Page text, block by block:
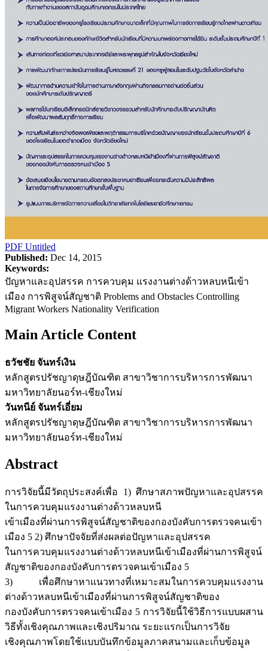
PDF Untitled
Published: Dec 14, 2015
Keywords:
ปัญหาและอุปสรรค การควบคุม แรงงานต่างด้าวหลบหนีเข้า
เมือง การพิสูจน์สัญชาติ Problems and Obstacles Controlling
Migrant Workers Nationality Verification
Main Article Content
ธวัชชัย จันทร์เงิน
หลักสูตรปรัชญาดุษฎีบัณฑิต สาขาวิชาการบริหารการพัฒนา
มหาวิทยาลัยนอร์ท-เชียงใหม่
วันทนีย์ จันทร์เอี่ยม
หลักสูตรปรัชญาดุษฎีบัณฑิต สาขาวิชาการบริหารการพัฒนา
มหาวิทยาลัยนอร์ท-เชียงใหม่
Abstract
การวิจัยนี้มีวัตถุประสงค์เพื่อ 1) ศึกษาสภาพปัญหาและอุปสรรค
ในการควบคุมแรงงานต่างด้าวหลบหนี
เข้าเมืองที่ผ่านการพิสูจน์สัญชาติของกองบังคับการตรวจคนเข้า
เมือง 5 2) ศึกษาปัจจัยที่ส่งผลต่อปัญหาและอุปสรรค
ในการควบคุมแรงงานต่างด้าวหลบหนีเข้าเมืองที่ผ่านการพิสูจน์
สัญชาติของกองบังคับการตรวจคนเข้าเมือง 5
3) เพื่อศึกษาหาแนวทางที่เหมาะสมในการควบคุมแรงงาน
ต่างด้าวหลบหนีเข้าเมืองที่ผ่านการพิสูจน์สัญชาติของ
กองบังคับการตรวจคนเข้าเมือง 5 การวิจัยนี้ใช้วิธีการแบบผสาน
วิธีทั้งเชิงคุณภาพและเชิงปริมาณ ระยะแรกเป็นการวิจัย
เชิงคุณภาพโดยใช้แบบบันทึกข้อมูลภาคสนามและเก็บข้อมูล